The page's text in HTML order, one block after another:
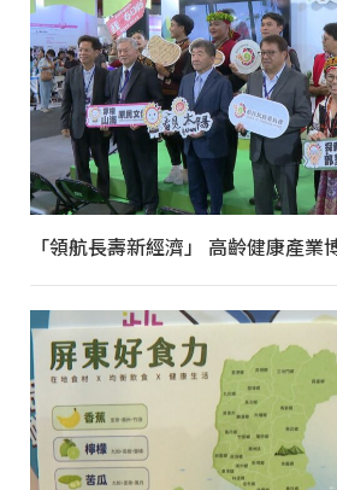
「領航長壽新經濟」 高齡健康產業